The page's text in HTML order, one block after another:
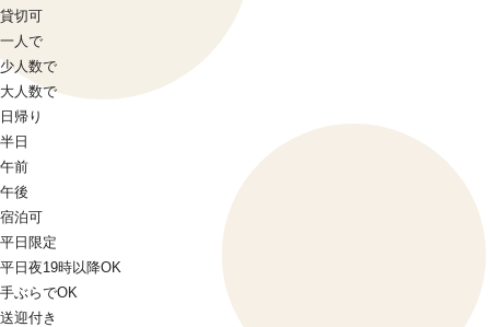
貸切可
一人で
少人数で
大人数で
日帰り
半日
午前
午後
宿泊可
平日限定
平日夜19時以降OK
手ぶらでOK
送迎付き